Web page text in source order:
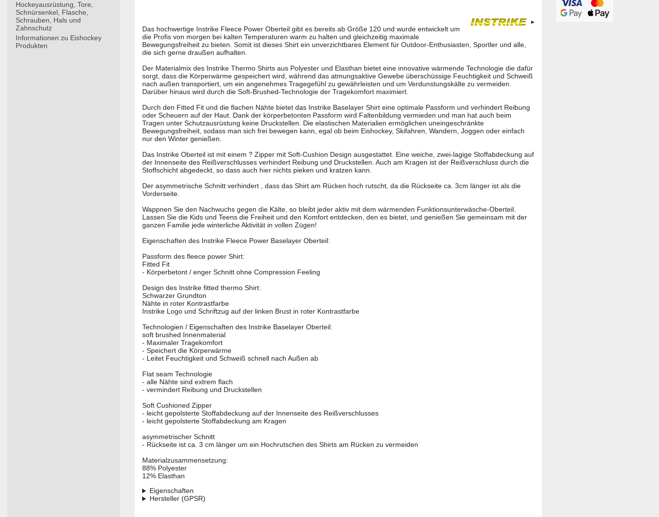
Hockeyausrüstung, Tore,
Schnürsenkel, Flasche,
Schrauben, Hals und
Zahnschutz
Informationen zu Eishockey
Produkten
Das hochwertige Instrike Fleece Power Oberteil gibt es bereits ab Größe 120 und wurde entwickelt um
die Profis von morgen bei kalten Temperaturen warm zu halten und gleichzeitig maximale
Bewegungsfreiheit zu bieten. Somit ist dieses Shirt ein unverzichtbares Element für Outdoor-Enthusiasten, Sportler und alle,
die sich gerne draußen aufhalten.
Der Materialmix des Instrike Thermo Shirts aus Polyester und Elasthan bietet eine innovative wärmende Technologie die dafür
sorgt, dass die Körperwärme gespeichert wird, während das atmungsaktive Gewebe überschüssige Feuchtigkeit und Schweiß
nach außen transportiert, um ein angenehmes Tragegefühl zu gewährleisten und um Verdunstungskälte zu vermeiden.
Darüber hinaus wird durch die Soft-Brushed-Technologie der Tragekomfort maximiert.
Durch den Fitted Fit und die flachen Nähte bietet das Instrike Baselayer Shirt eine optimale Passform und verhindert Reibung
oder Scheuern auf der Haut. Dank der körperbetonten Passform wird Faltenbildung vermieden und man hat auch beim
Tragen unter Schutzausrüstung keine Druckstellen. Die elastischen Materialien ermöglichen uneingeschränkte
Bewegungsfreiheit, sodass man sich frei bewegen kann, egal ob beim Eishockey, Skifahren, Wandern, Joggen oder einfach
nur den Winter genießen.
Das Instrike Oberteil ist mit einem ? Zipper mit Soft-Cushion Design ausgestattet. Eine weiche, zwei-lagige Stoffabdeckung auf
der Innenseite des Reißverschlusses verhindert Reibung und Druckstellen. Auch am Kragen ist der Reißverschluss durch die
Stoffschicht abgedeckt, so dass auch hier nichts pieken und kratzen kann.
Der asymmetrische Schnitt verhindert , dass das Shirt am Rücken hoch rutscht, da die Rückseite ca. 3cm länger ist als die
Vorderseite.
Wappnen Sie den Nachwuchs gegen die Kälte, so bleibt jeder aktiv mit dem wärmenden Funktionsunterwäsche-Oberteil.
Lassen Sie die Kids und Teens die Freiheit und den Komfort entdecken, den es bietet, und genießen Sie gemeinsam mit der
ganzen Familie jede winterliche Aktivität in vollen Zügen!
Eigenschaften des Instrike Fleece Power Baselayer Oberteil:
Passform des fleece power Shirt:
Fitted Fit
- Körperbetont / enger Schnitt ohne Compression Feeling
Design des Instrike fitted thermo Shirt:
Schwarzer Grundton
Nähte in roter Kontrastfarbe
Instrike Logo und Schriftzug auf der linken Brust in roter Kontrastfarbe
Technologien / Eigenschaften des Instrike Baselayer Oberteil:
soft brushed Innenmaterial
- Maximaler Tragekomfort
- Speichert die Körperwärme
- Leitet Feuchtigkeit und Schweiß schnell nach Außen ab
Flat seam Technologie
- alle Nähte sind extrem flach
- vermindert Reibung und Druckstellen
Soft Cushioned Zipper
- leicht gepolsterte Stoffabdeckung auf der Innenseite des Reißverschlusses
- leicht gepolsterte Stoffabdeckung am Kragen
asymmetrischer Schnitt
- Rückseite ist ca. 3 cm länger um ein Hochrutschen des Shirts am Rücken zu vermeiden
Materialzusammensetzung:
88% Polyester
12% Elasthan
Eigenschaften
Hersteller (GPSR)